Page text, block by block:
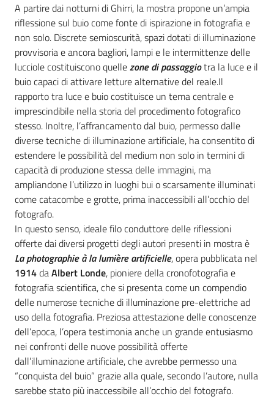
A partire dai notturni di Ghirri, la mostra propone un’ampia
riflessione sul buio come fonte di ispirazione in fotografia e
non solo. Discrete semioscurità, spazi dotati di illuminazione
provvisoria e ancora bagliori, lampi e le intermittenze delle
lucciole costituiscono quellezone di passaggiotra la luce e il
buio capaci di attivare letture alternative del reale.Il
rapporto tra luce e buio costituisce un tema centrale e
imprescindibile nella storia del procedimento fotografico
stesso. Inoltre, l’affrancamento dal buio, permesso dalle
diverse tecniche di illuminazione artificiale, ha consentito di
estendere le possibilità del medium non solo in termini di
capacità di produzione stessa delle immagini, ma
ampliandone l’utilizzo in luoghi bui o scarsamente illuminati
come catacombe e grotte, prima inaccessibili all’occhio del
fotografo.
In questo senso, ideale filo conduttore delle riflessioni
offerte dai diversi progetti degli autori presenti in mostra è
La photographie à la lumière artificielle, opera pubblicata nel
1914daAlbert Londe, pioniere della cronofotografia e
fotografia scientifica, che si presenta come un compendio
delle numerose tecniche di illuminazione pre-elettriche ad
uso della fotografia. Preziosa attestazione delle conoscenze
dell’epoca, l’opera testimonia anche un grande entusiasmo
nei confronti delle nuove possibilità offerte
dall’illuminazione artificiale, che avrebbe permesso una
“conquista del buio” grazie alla quale, secondo l’autore, nulla
sarebbe stato più inaccessibile all’occhio del fotografo.